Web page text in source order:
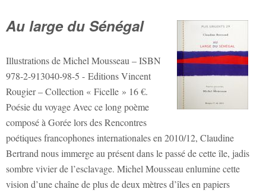
Au large du Sénégal
Illustrations de Michel Mousseau – ISBN
978-2-913040-98-5 - Editions Vincent
Rougier – Collection « Ficelle » 16 €.
Poésie du voyage Avec ce long poème
composé à Gorée lors des Rencontres
poétiques francophones internationales en 2010/12, Claudine
Bertrand nous immerge au présent dans le passé de cette île, jadis
sombre vivier de l’esclavage. Michel Mousseau enlumine cette
vision d’une chaîne de plus de deux mètres d’îles en papiers